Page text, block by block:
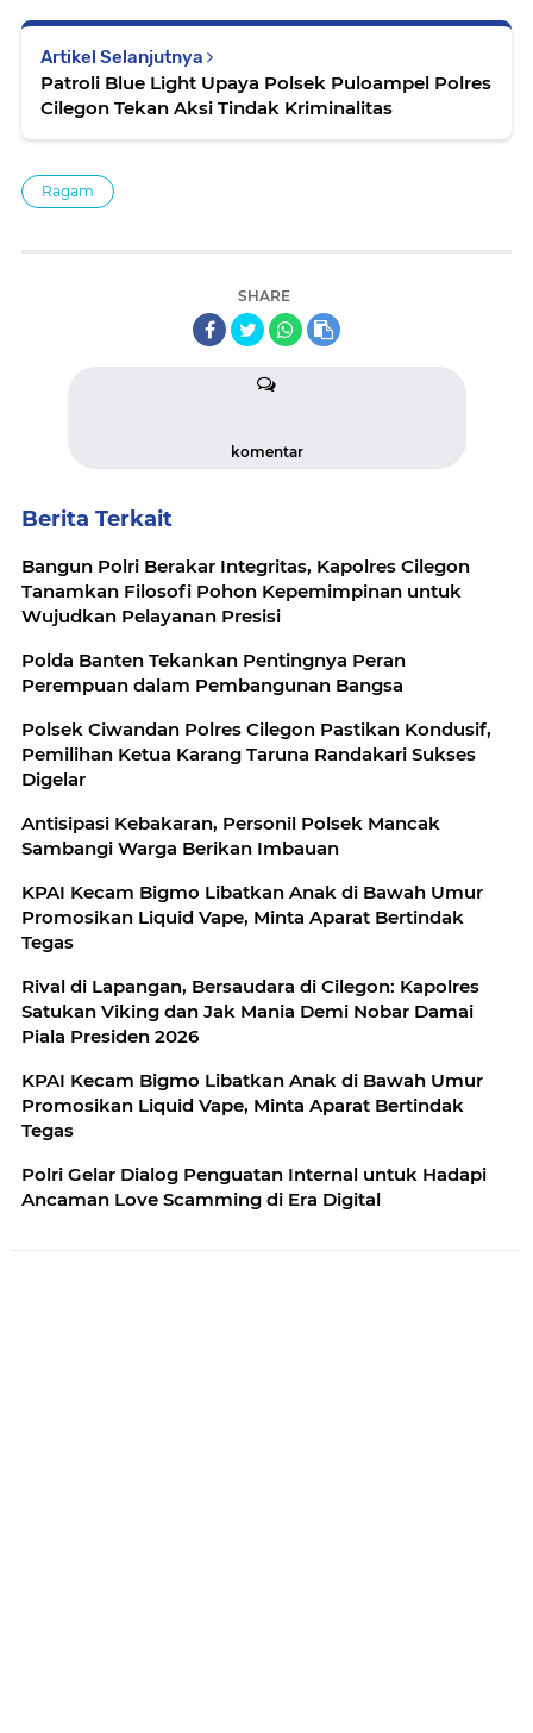
Artikel Selanjutnya
Patroli Blue Light Upaya Polsek Puloampel Polres
Cilegon Tekan Aksi Tindak Kriminalitas
Ragam
SHARE
komentar
Berita Terkait
Bangun Polri Berakar Integritas, Kapolres Cilegon
Tanamkan Filosofi Pohon Kepemimpinan untuk
Wujudkan Pelayanan Presisi
Polda Banten Tekankan Pentingnya Peran
Perempuan dalam Pembangunan Bangsa
Polsek Ciwandan Polres Cilegon Pastikan Kondusif,
Pemilihan Ketua Karang Taruna Randakari Sukses
Digelar
Antisipasi Kebakaran, Personil Polsek Mancak
Sambangi Warga Berikan Imbauan
KPAI Kecam Bigmo Libatkan Anak di Bawah Umur
Promosikan Liquid Vape, Minta Aparat Bertindak
Tegas
Rival di Lapangan, Bersaudara di Cilegon: Kapolres
Satukan Viking dan Jak Mania Demi Nobar Damai
Piala Presiden 2026
KPAI Kecam Bigmo Libatkan Anak di Bawah Umur
Promosikan Liquid Vape, Minta Aparat Bertindak
Tegas
Polri Gelar Dialog Penguatan Internal untuk Hadapi
Ancaman Love Scamming di Era Digital